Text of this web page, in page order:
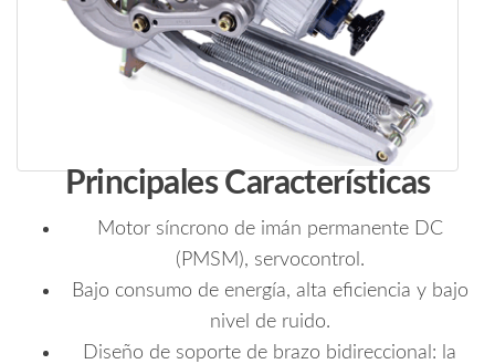
Principales Características
Motor síncrono de imán permanente DC
(PMSM), servocontrol.
Bajo consumo de energía, alta eficiencia y bajo
nivel de ruido.
Diseño de soporte de brazo bidireccional: la